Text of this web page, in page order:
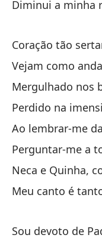
Diminui a minha
Coração tão
Vejam como
Mergulhado nos
Perdido na
Ao lembrar-me
Perguntar-me a
Neca e Quinha,
Meu canto é
Sou devoto de